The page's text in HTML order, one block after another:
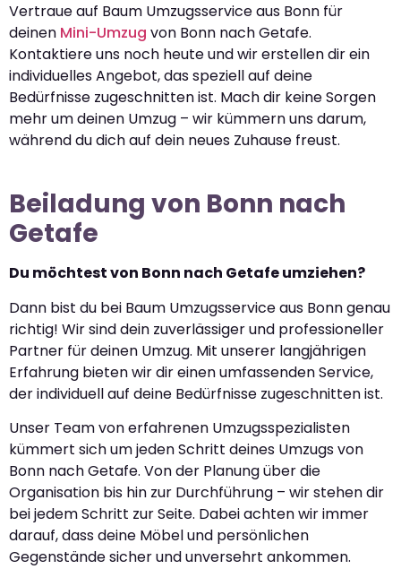
Vertraue auf Baum Umzugsservice aus Bonn für
deinen Mini-Umzug von Bonn nach Getafe.
Kontaktiere uns noch heute und wir erstellen dir ein
individuelles Angebot, das speziell auf deine
Bedürfnisse zugeschnitten ist. Mach dir keine Sorgen
mehr um deinen Umzug – wir kümmern uns darum,
während du dich auf dein neues Zuhause freust.
Beiladung von Bonn nach
Getafe
Du möchtest von Bonn nach Getafe umziehen?
Dann bist du bei Baum Umzugsservice aus Bonn genau
richtig! Wir sind dein zuverlässiger und professioneller
Partner für deinen Umzug. Mit unserer langjährigen
Erfahrung bieten wir dir einen umfassenden Service,
der individuell auf deine Bedürfnisse zugeschnitten ist.
Unser Team von erfahrenen Umzugsspezialisten
kümmert sich um jeden Schritt deines Umzugs von
Bonn nach Getafe. Von der Planung über die
Organisation bis hin zur Durchführung – wir stehen dir
bei jedem Schritt zur Seite. Dabei achten wir immer
darauf, dass deine Möbel und persönlichen
Gegenstände sicher und unversehrt ankommen.